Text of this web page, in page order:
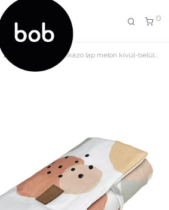
0
/ hordozható pelenkázó lap melon kívül-belül vízhatlan